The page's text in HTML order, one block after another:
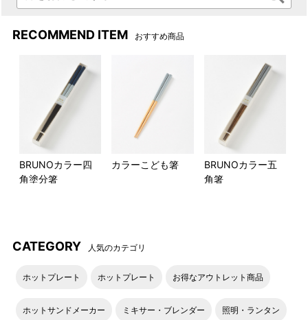
ネイビー
RECOMMEND ITEM おすすめ商品
BRUNOカラー四
角塗分箸
カラーこども箸
BRUNOカラー五
角箸
CATEGORY 人気のカテゴリ
ホットプレート ホットプレート お得なアウトレット商品
ホットサンドメーカー ミキサー・ブレンダー 照明・ランタン